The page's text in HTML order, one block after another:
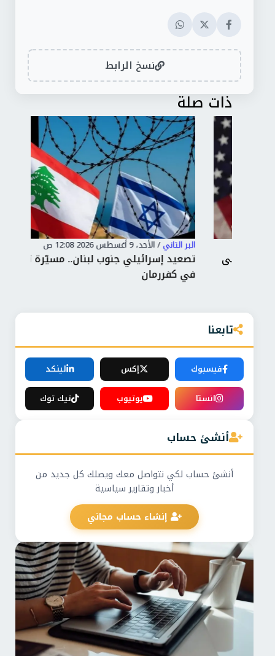
نسخ الرابط
ذات صلة
/الأحد، 9 أغسطس 2026 12:08 ص
تصعيد إسرائيلي جنوب لبنان.. مسيّرة تسقط
في كفررمان
تابعنا
فيسبوك إكس
لينكد
انستا
يوتيوب تيك توك
أنشئ حساب
أنشئ حساب لكي نتواصل معك ويصلك كل جديد من
أخبار وتقارير سياسية
إنشاء حساب مجاني